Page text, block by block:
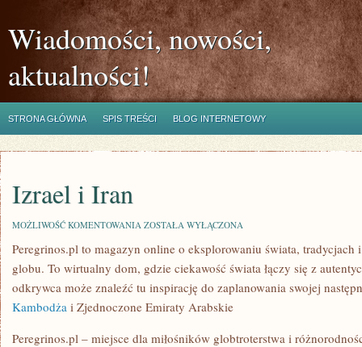
Wiadomości, nowości,
aktualności!
STRONA GŁÓWNA SPIS TREŚCI BLOG INTERNETOWY
Izrael i Iran
MOŻLIWOŚĆ KOMENTOWANIA IZRAEL
IRAN
ZOSTAŁA WYŁĄCZONA
Peregrinos.pl to magazyn online o eksplorowaniu świata, tradycjach
globu. To wirtualny dom, gdzie ciekawość świata łączy się z
odkrywca może znaleźć tu inspirację do zaplanowania swojej
Kambodża i Zjednoczone Emiraty Arabskie
Peregrinos.pl – miejsce dla miłośników globtroterstwa i